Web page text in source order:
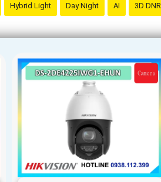
Hybrid Light Day Night AI 3D DNR